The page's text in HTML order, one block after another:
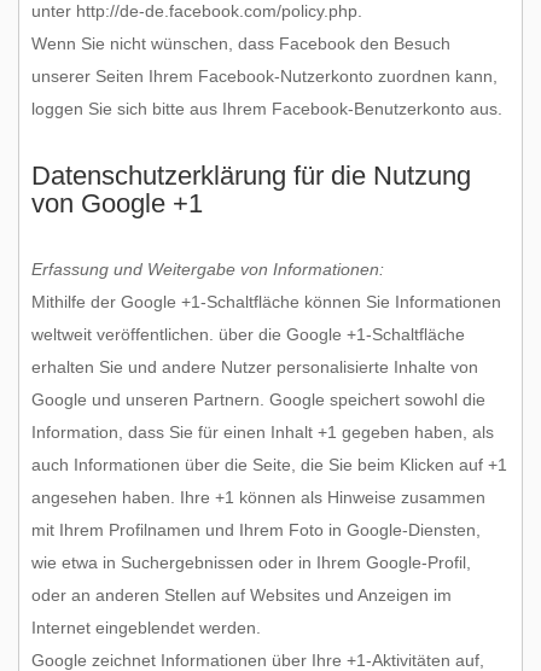
unter http://de-de.facebook.com/policy.php.
Wenn Sie nicht wünschen, dass Facebook den Besuch
unserer Seiten Ihrem Facebook-Nutzerkonto zuordnen kann,
loggen Sie sich bitte aus Ihrem Facebook-Benutzerkonto aus.
Datenschutzerklärung für die Nutzung
von Google +1
Erfassung und Weitergabe von Informationen:
Mithilfe der Google +1-Schaltfläche können Sie Informationen
weltweit veröffentlichen. über die Google +1-Schaltfläche
erhalten Sie und andere Nutzer personalisierte Inhalte von
Google und unseren Partnern. Google speichert sowohl die
Information, dass Sie für einen Inhalt +1 gegeben haben, als
auch Informationen über die Seite, die Sie beim Klicken auf +1
angesehen haben. Ihre +1 können als Hinweise zusammen
mit Ihrem Profilnamen und Ihrem Foto in Google-Diensten,
wie etwa in Suchergebnissen oder in Ihrem Google-Profil,
oder an anderen Stellen auf Websites und Anzeigen im
Internet eingeblendet werden.
Google zeichnet Informationen über Ihre +1-Aktivitäten auf,